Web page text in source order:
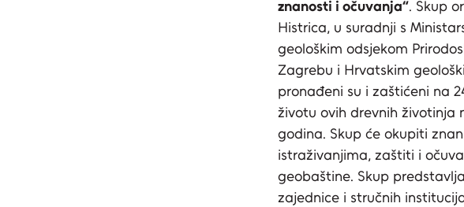
znanosti i očuvanja“. Skup
Histrica, u suradnji s
geološkim odsjekom
Zagrebu i Hrvatskim
pronađeni su i zaštićeni na
životu ovih drevnih životinja
godina. Skup će okupiti
istraživanjima, zaštiti i
geobaštine. Skup
zajednice i stručnih